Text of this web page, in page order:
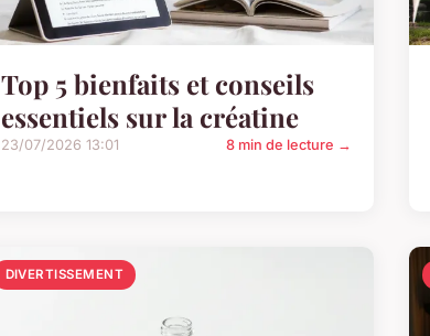
Top 5 bienfaits et conseils
essentiels sur la créatine
23/07/2026 13:01 8 min de lecture →
DIVERTISSEMENT